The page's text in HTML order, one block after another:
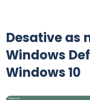
Desative as
Windows
Windows 10